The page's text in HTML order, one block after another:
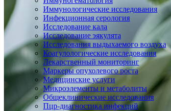
Иммунологические исследования
Инфекционная серология
Исследование кала
Исследование эякулята
Исследования выдыхаемого воздуха
Коагулологические исследования
Лекарственный мониторинг
Маркеры опухолевого роста
Медицинские услуги
Микроэлементы и метаболиты
Общеклинические исследования
Пцр-диагностика инфекций